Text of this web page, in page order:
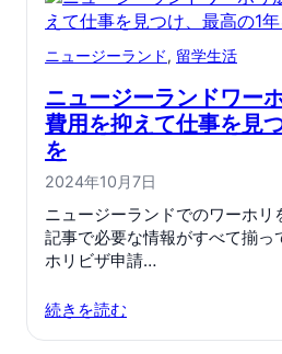
ニュージーランド, 留学生活
ニュージーランドワー
費用を抑えて仕事を見
を
2024年10月7日
ニュージーランドでのワーホリ
記事で必要な情報がすべて揃っ
ホリビザ申請…
続きを読む